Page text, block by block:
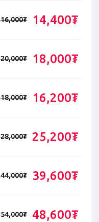
16,000₮ 14,400₮
20,000₮ 18,000₮
18,000₮ 16,200₮
28,000₮ 25,200₮
44,000₮ 39,600₮
54,000₮ 48,600₮